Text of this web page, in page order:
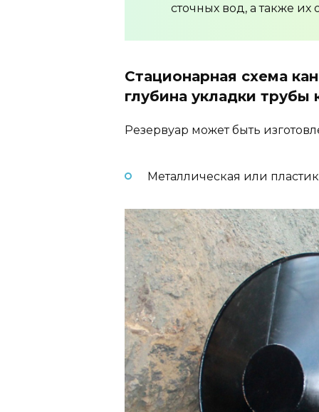
сточных вод, а также их
Стационарная схема
глубина укладки трубы
Резервуар может быть
Металлическая или